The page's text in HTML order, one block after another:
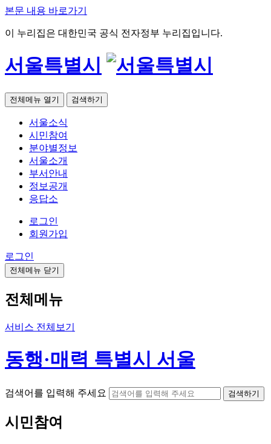
본문 내용 바로가기
이 누리집은 대한민국 공식 전자정부 누리집입니다.
서울특별시
전체메뉴 열기 검색하기
서울소식
시민참여
분야별정보
서울소개
부서안내
정보공개
응답소
로그인
회원가입
로그인
전체메뉴 닫기
전체메뉴
서비스 전체보기
동행·매력 특별시 서울
검색어를 입력해 주세요 검색하기
시민참여